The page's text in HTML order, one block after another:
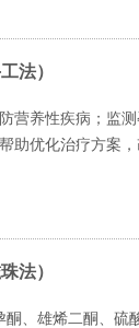
法）
营养性疾病；监
助优化治疗方案
法）
、雄烯二酮、硫